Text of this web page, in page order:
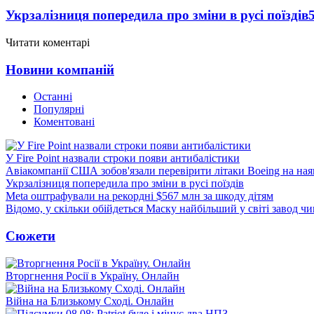
Укрзалізниця попередила про зміни в русі поїздів
Читати коментарі
Новини компаній
Останні
Популярні
Коментовані
У Fire Point назвали строки появи антибалістики
Авіакомпанії США зобов'язали перевірити літаки Boeing на
Укрзалізниця попередила про зміни в русі поїздів
Meta оштрафували на рекордні $567 млн за шкоду дітям
Відомо, у скільки обійдеться Маску найбільший у світі завод
Сюжети
Вторгнення Росії в Україну. Онлайн
Війна на Близькому Сході. Онлайн